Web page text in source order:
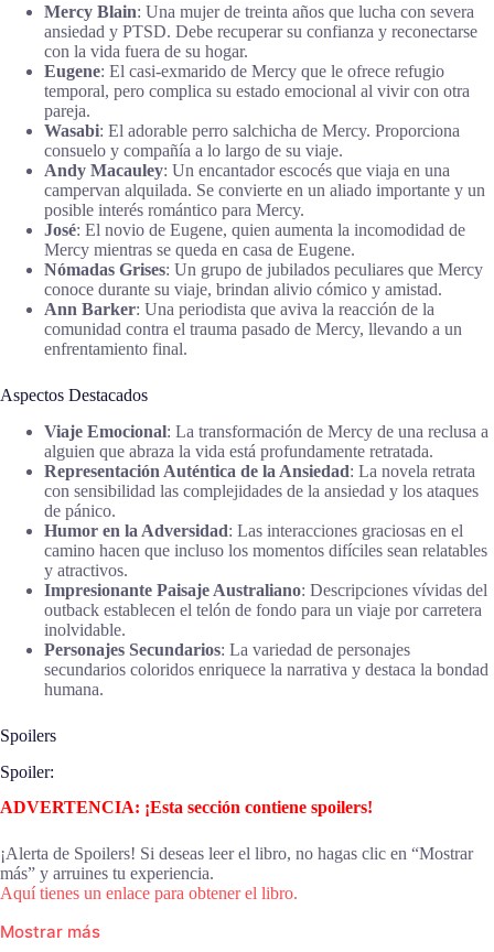
Mercy Blain: Una mujer de treinta años que lucha con severa
ansiedad y PTSD. Debe recuperar su confianza y reconectarse
con la vida fuera de su hogar.
Eugene: El casi-exmarido de Mercy que le ofrece refugio
temporal, pero complica su estado emocional al vivir con otra
pareja.
Wasabi: El adorable perro salchicha de Mercy. Proporciona
consuelo y compañía a lo largo de su viaje.
Andy Macauley: Un encantador escocés que viaja en una
campervan alquilada. Se convierte en un aliado importante y un
posible interés romántico para Mercy.
José: El novio de Eugene, quien aumenta la incomodidad de
Mercy mientras se queda en casa de Eugene.
Nómadas Grises: Un grupo de jubilados peculiares que Mercy
conoce durante su viaje, brindan alivio cómico y amistad.
Ann Barker: Una periodista que aviva la reacción de la
comunidad contra el trauma pasado de Mercy, llevando a un
enfrentamiento final.
Aspectos Destacados
Viaje Emocional: La transformación de Mercy de una reclusa a
alguien que abraza la vida está profundamente retratada.
Representación Auténtica de la Ansiedad: La novela retrata
con sensibilidad las complejidades de la ansiedad y los ataques
de pánico.
Humor en la Adversidad: Las interacciones graciosas en el
camino hacen que incluso los momentos difíciles sean relatables
y atractivos.
Impresionante Paisaje Australiano: Descripciones vívidas del
outback establecen el telón de fondo para un viaje por carretera
inolvidable.
Personajes Secundarios: La variedad de personajes
secundarios coloridos enriquece la narrativa y destaca la bondad
humana.
Spoilers
Spoiler:
ADVERTENCIA: ¡Esta sección contiene spoilers!
¡Alerta de Spoilers! Si deseas leer el libro, no hagas clic en “Mostrar
más” y arruines tu experiencia.
Aquí tienes un enlace para obtener el libro.
Mostrar más